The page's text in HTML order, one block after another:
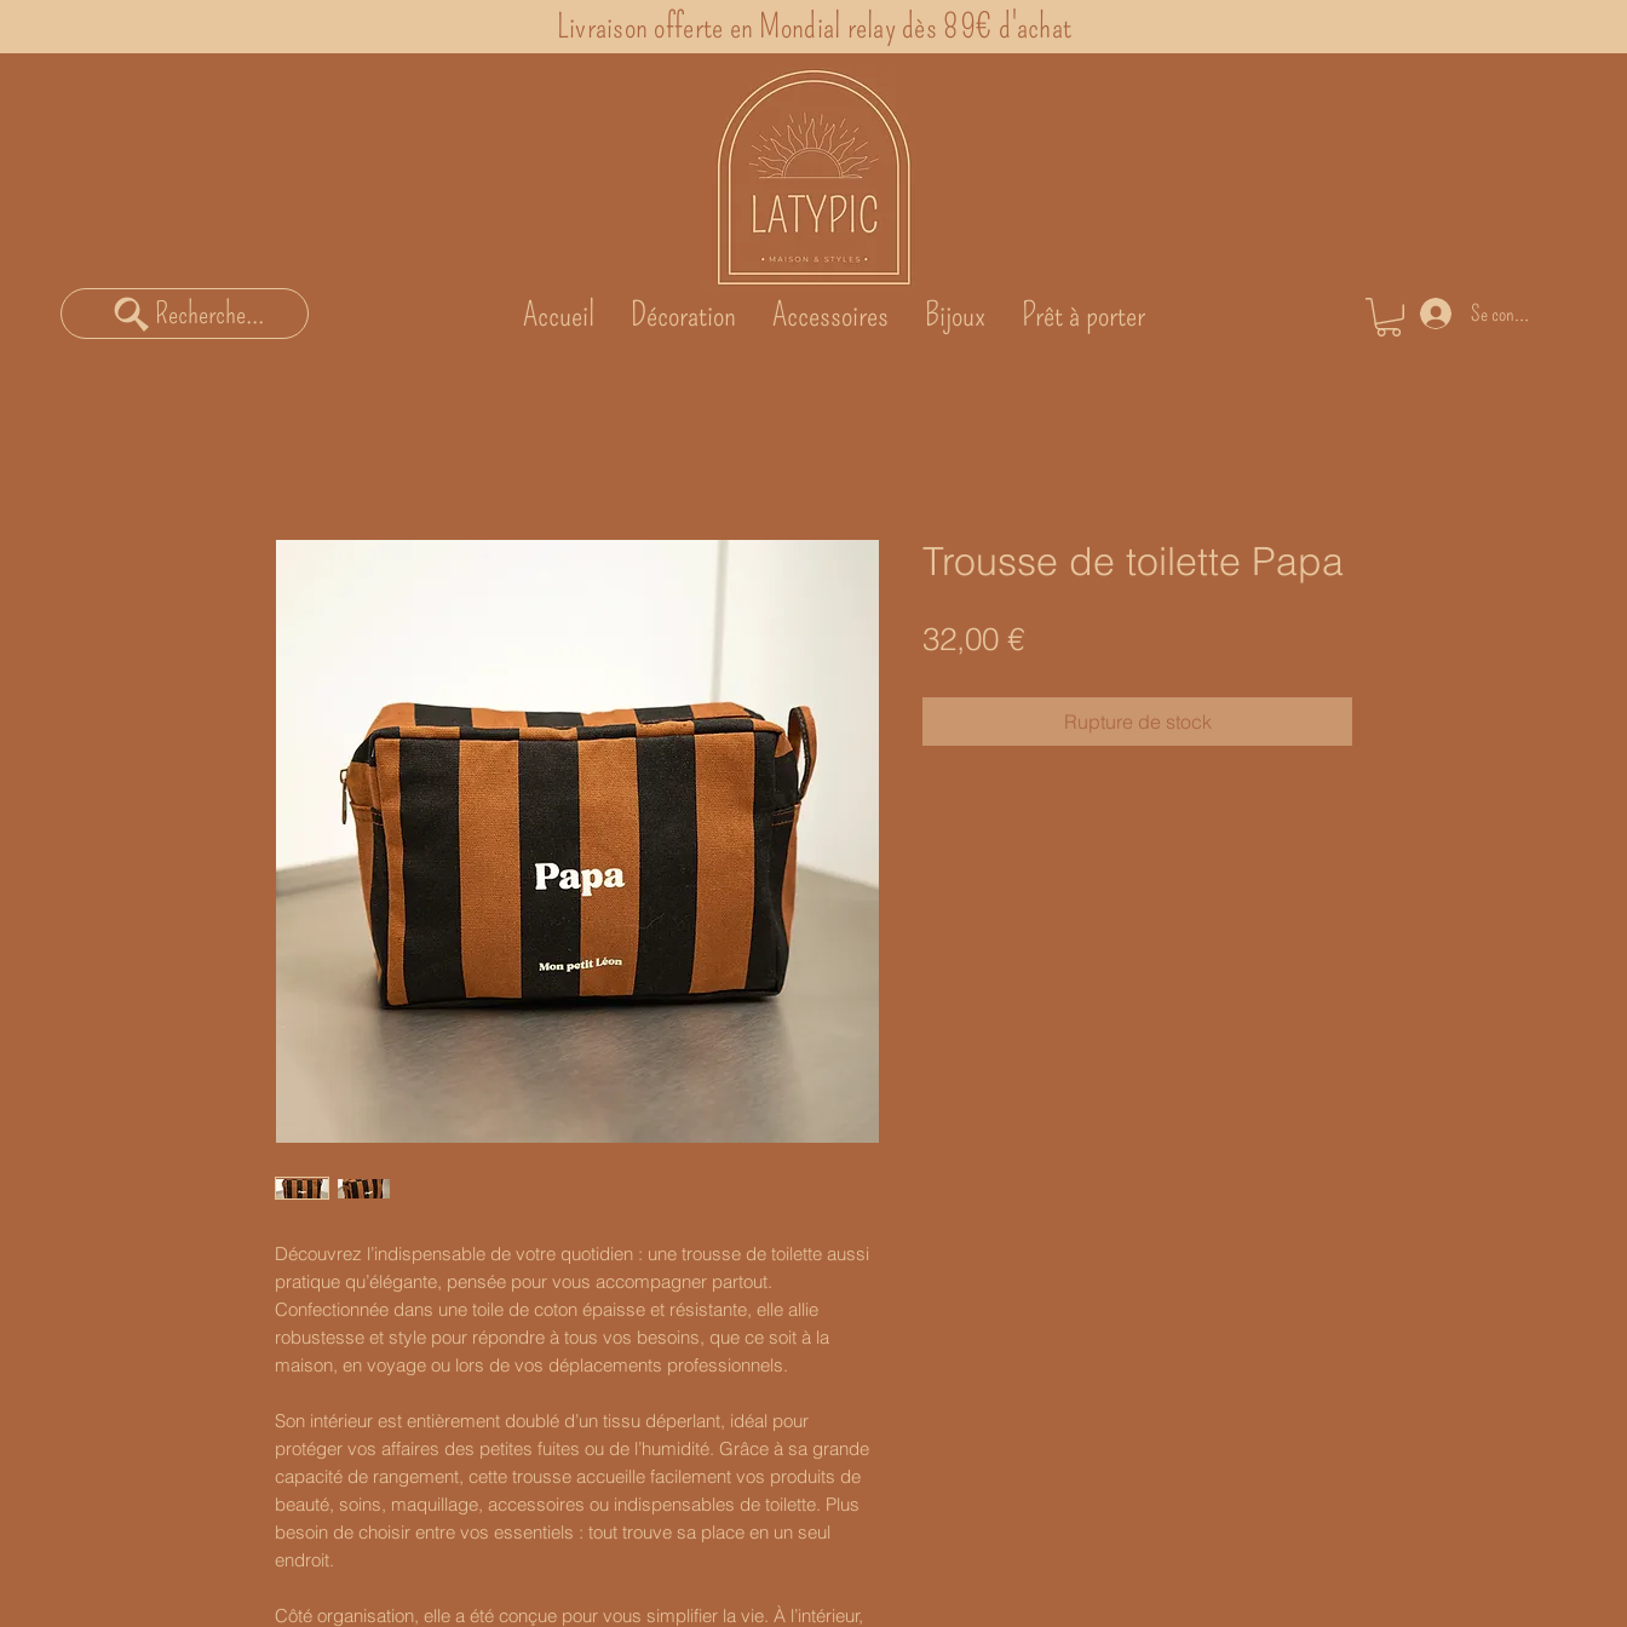
Livraison offerte en Mondial relay dès 89€ d'achat
Recherche... Accueil Décoration Accessoires Bijoux Prêt à porter Se connecter
Découvrez l’indispensable de votre quotidien : une trousse de toilette aussi
pratique qu’élégante, pensée pour vous accompagner partout.
Confectionnée dans une toile de coton épaisse et résistante, elle allie
robustesse et style pour répondre à tous vos besoins, que ce soit à la
maison, en voyage ou lors de vos déplacements professionnels.
Son intérieur est entièrement doublé d’un tissu déperlant, idéal pour
protéger vos affaires des petites fuites ou de l’humidité. Grâce à sa grande
capacité de rangement, cette trousse accueille facilement vos produits de
beauté, soins, maquillage, accessoires ou indispensables de toilette. Plus
besoin de choisir entre vos essentiels : tout trouve sa place en un seul
endroit.
Côté organisation, elle a été conçue pour vous simplifier la vie. À l’intérieur,
Trousse de toilette Papa
32,00 €Prix
Rupture de stock